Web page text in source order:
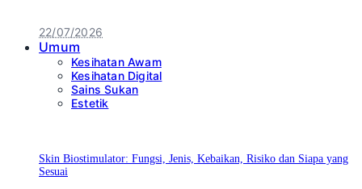
22/07/2026
Umum
Kesihatan Awam
Kesihatan Digital
Sains Sukan
Estetik
Skin Biostimulator: Fungsi, Jenis, Kebaikan, Risiko dan Siapa yang
Sesuai